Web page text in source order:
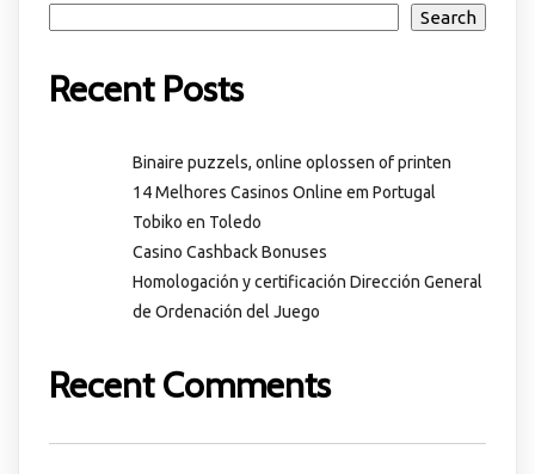
Search
Recent Posts
Binaire puzzels, online oplossen of printen
14 Melhores Casinos Online em Portugal
Tobiko en Toledo
Casino Cashback Bonuses
Homologación y certificación Dirección General
de Ordenación del Juego
Recent Comments